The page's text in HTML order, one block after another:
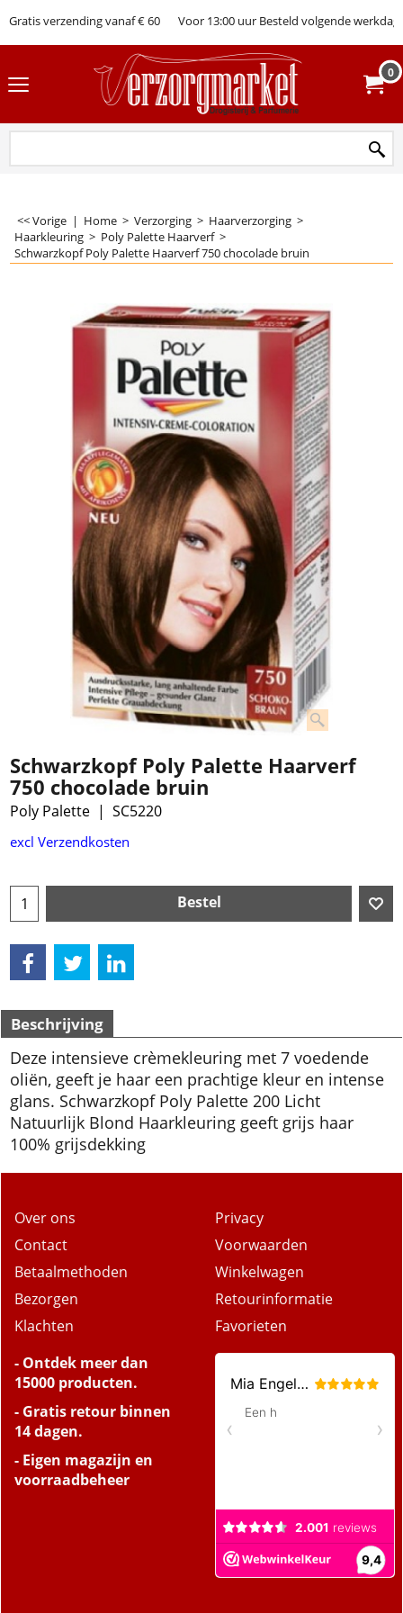
Gratis verzending vanaf € 60 Voor 13:00 uur Besteld volgende werkdag
0
<< Vorige | Home > Verzorging > Haarverzorging >
Haarkleuring > Poly Palette Haarverf>
Schwarzkopf Poly Palette Haarverf 750 chocolade bruin
Schwarzkopf Poly Palette Haarverf
750 chocolade bruin
Poly Palette SC5220
€5.99
Bestel
Beschrijving
Deze intensieve crèmekleuring met 7 voedende
oliën, geeft je haar een prachtige kleur en intense
glans. Schwarzkopf Poly Palette 200 Licht
Natuurlijk Blond Haarkleuring geeft grijs haar
100% grijsdekking
Over ons
Contact
Betaalmethoden
Bezorgen
Klachten
Privacy
Voorwaarden
Winkelwagen
Retourinformatie
Favorieten
- Ontdek meer dan
15000 producten.
- Gratis retour binnen
14 dagen.
- Eigen magazijn en